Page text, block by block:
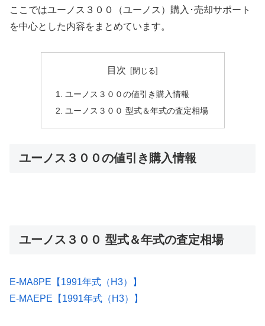
ここではユーノス３００（ユーノス）購入･売却サポート
を中心とした内容をまとめています。
目次
ユーノス３００の値引き購入情報
ユーノス３００ 型式＆年式の査定相場
ユーノス３００の値引き購入情報
ユーノス３００ 型式＆年式の査定相場
E-MA8PE【1991年式（H3）】
E-MAEPE【1991年式（H3）】